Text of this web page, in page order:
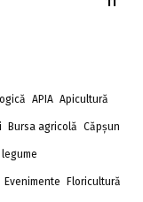
APIA Apicultură
Bursa agricolă Căpșun
Evenimente Floricultură